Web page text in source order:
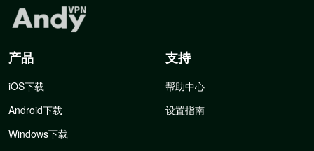
产品
iOS下载
Android下载
Windows下载
支持
帮助中心
设置指南